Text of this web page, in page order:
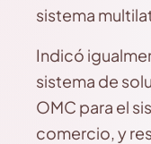
sistema
Indicó
sistema de
OMC para el
comercio, y